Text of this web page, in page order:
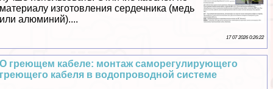
материалу изготовления сердечника (медь
или алюминий)....
17 07 2026 0:26:22
О греющем кабеле: монтаж саморегулирующего
греющего кабеля в водопроводной системе